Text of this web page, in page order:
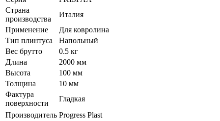
Страна
производства
Италия
Применение
Для ковролина
Тип плинтуса
Напольный
Вес брутто
0.5 кг
Длина
2000 мм
Высота
100 мм
Толщина
10 мм
Фактура
поверхности
Гладкая
Производитель Progress Plast